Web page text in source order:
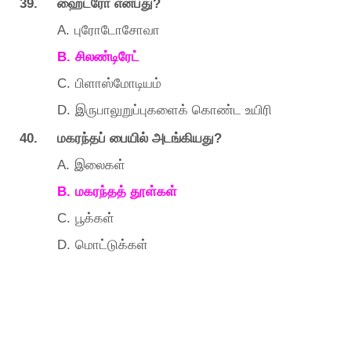
ஹைட்ரோ என்பது
A. புரோடோசோவா
B. சிலண்டிரேட்
C. பிளாஸ்மோடியம்
D. இருபாலுறுப்புகளைக் கொண்ட உயிரி
40. மகரந்தப் பையில் அடங்கியது?
A. இலைகள்
B. மகரந்தத் தூள்கள்
C. பூக்கள்
D. மொட்டுக்கள்